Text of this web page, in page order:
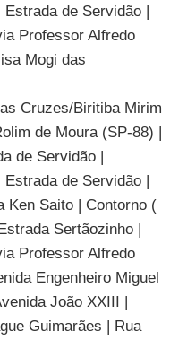
de Servidão |
Professor Alfredo
Mogi das
Cruzes/Biritiba Mirim
de Moura (SP-88) |
de Servidão |
de Servidão |
Ken Saito | Contorno (
Sertãozinho |
Professor Alfredo
Engenheiro Miguel
João XXIII |
Guimarães | Rua